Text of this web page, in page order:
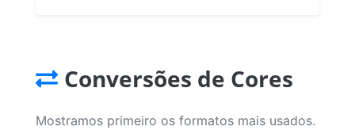
Conversões de Cores
Mostramos primeiro os formatos mais usados.